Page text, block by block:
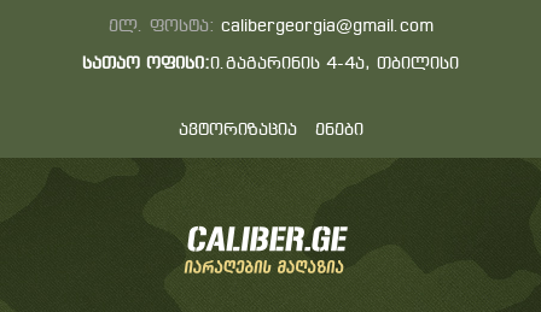
ელ. ფოსტა: calibergeorgia@gmail.com
სათაო ოფისი:ი.გაგარინის 4-4ა, თბილისი
ავტორიზაცია ენები